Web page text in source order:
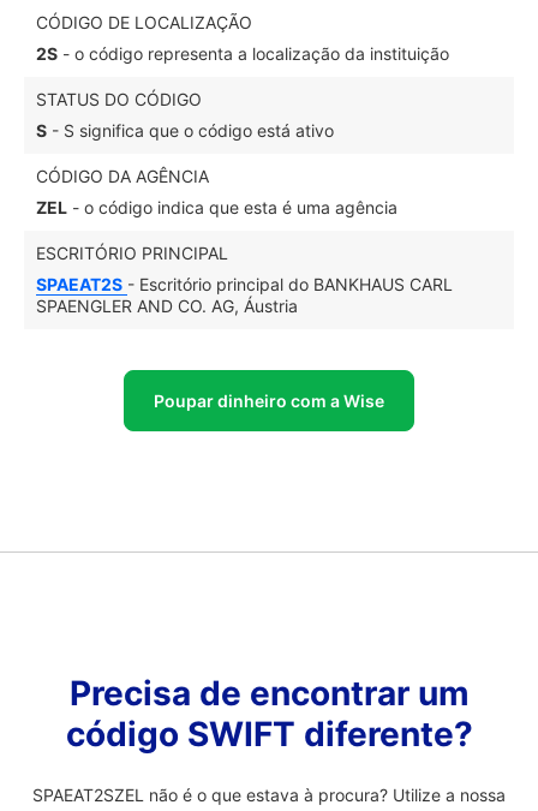
CÓDIGO DE LOCALIZAÇÃO
2S - o código representa a localização da instituição
STATUS DO CÓDIGO
S - S significa que o código está ativo
CÓDIGO DA AGÊNCIA
ZEL - o código indica que esta é uma agência
ESCRITÓRIO PRINCIPAL
SPAEAT2S - Escritório principal do BANKHAUS CARL
SPAENGLER AND CO. AG, Áustria
Poupar dinheiro com a Wise
Precisa de encontrar um
código SWIFT diferente?
SPAEAT2SZEL não é o que estava à procura? Utilize a nossa